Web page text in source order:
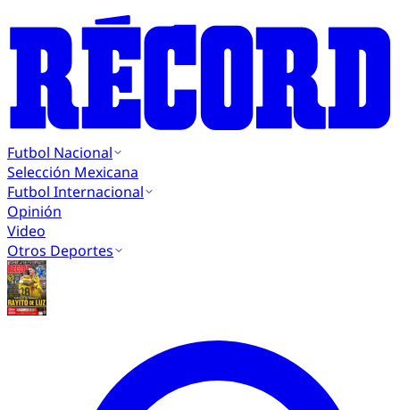
Futbol Nacional
Selección Mexicana
Futbol Internacional
Opinión
Video
Otros Deportes